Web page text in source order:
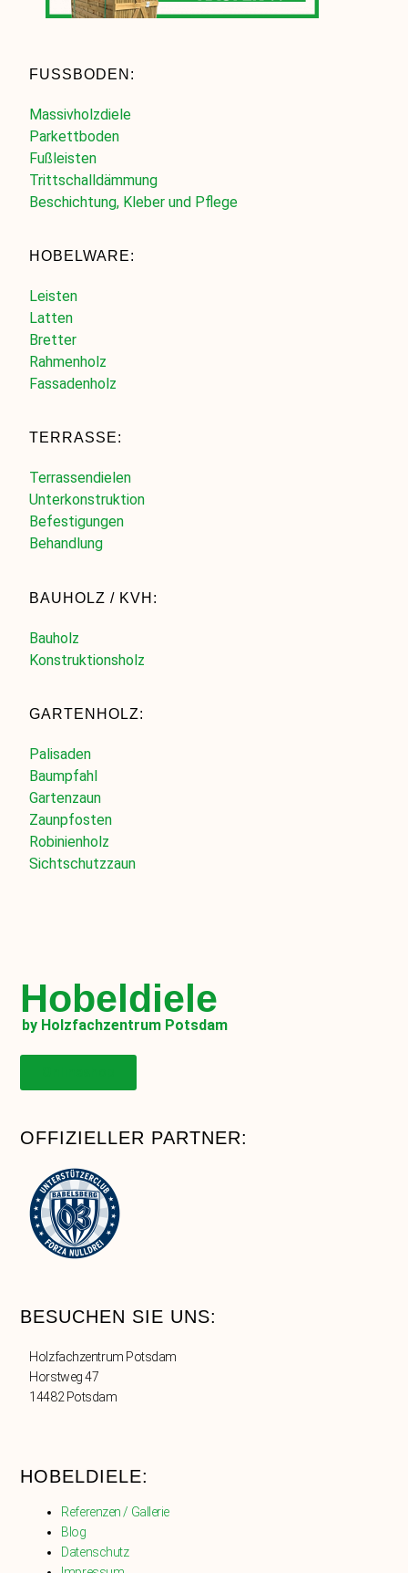
FUSSBODEN:
Massivholzdiele
Parkettboden
Fußleisten
Trittschalldämmung
Beschichtung, Kleber und Pflege
HOBELWARE:
Leisten
Latten
Bretter
Rahmenholz
Fassadenholz
TERRASSE:
Terrassendielen
Unterkonstruktion
Befestigungen
Behandlung
BAUHOLZ / KVH:
Bauholz
Konstruktionsholz
GARTENHOLZ:
Palisaden
Baumpfahl
Gartenzaun
Zaunpfosten
Robinienholz
Sichtschutzzaun
Hobeldiele
by Holzfachzentrum Potsdam
OFFIZIELLER PARTNER:
BESUCHEN SIE UNS:
Holzfachzentrum Potsdam
Horstweg 47
14482 Potsdam
HOBELDIELE:
Referenzen / Gallerie
Blog
Datenschutz